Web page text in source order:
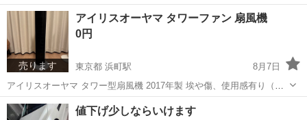
名： 日産 ■ 車種名： ピノ ■ グレード名： Ｓ キーレスエン
トリー 運転席エアバック 助手席エアバック ＣＤ ＡＢＳ パワ
ーステアリング ...
神奈川 相模原市 その他
売ります
アイリスオーヤマ タワーファン 扇風機
0円
東京都 浜町駅
8月7日
アイリスオーヤマ タワー型扇風機 2017年製 埃や傷、使用感有り（首
振り・送風問題なく動きます） 都営新宿線 浜町駅近辺にてお受け取り
頂ける方で先着順にてお取引させていただけますと幸いです。 ※梱包
東京 中央区 浜町駅 季節、空調家電
値下げ少しならいけます